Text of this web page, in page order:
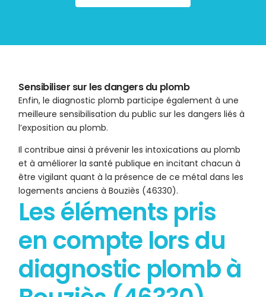
Sensibiliser sur les dangers du plomb
Enfin, le diagnostic plomb participe également à une
meilleure sensibilisation du public sur les dangers liés à
l’exposition au plomb.
Il contribue ainsi à prévenir les intoxications au plomb
et à améliorer la santé publique en incitant chacun à
être vigilant quant à la présence de ce métal dans les
logements anciens à Bouziès (46330).
Les éléments pris
en compte lors du
diagnostic plomb à